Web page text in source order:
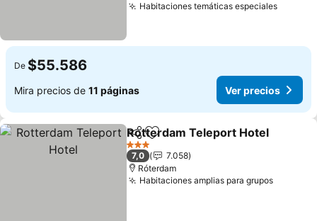
Habitaciones temáticas especialesVer
De $55.586
Mira precios de 11 páginas Ver precios
CompartirAgregar a favoritos
Rotterdam Teleport Hotel
3 Estrellas
7,0
7.058
Róterdam
Habitaciones amplias para gruposVer